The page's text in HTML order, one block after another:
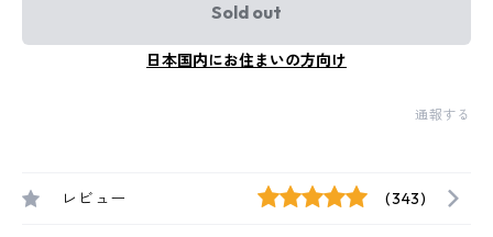
Sold out
日本国内にお住まいの方向け
通報する
レビュー (343)